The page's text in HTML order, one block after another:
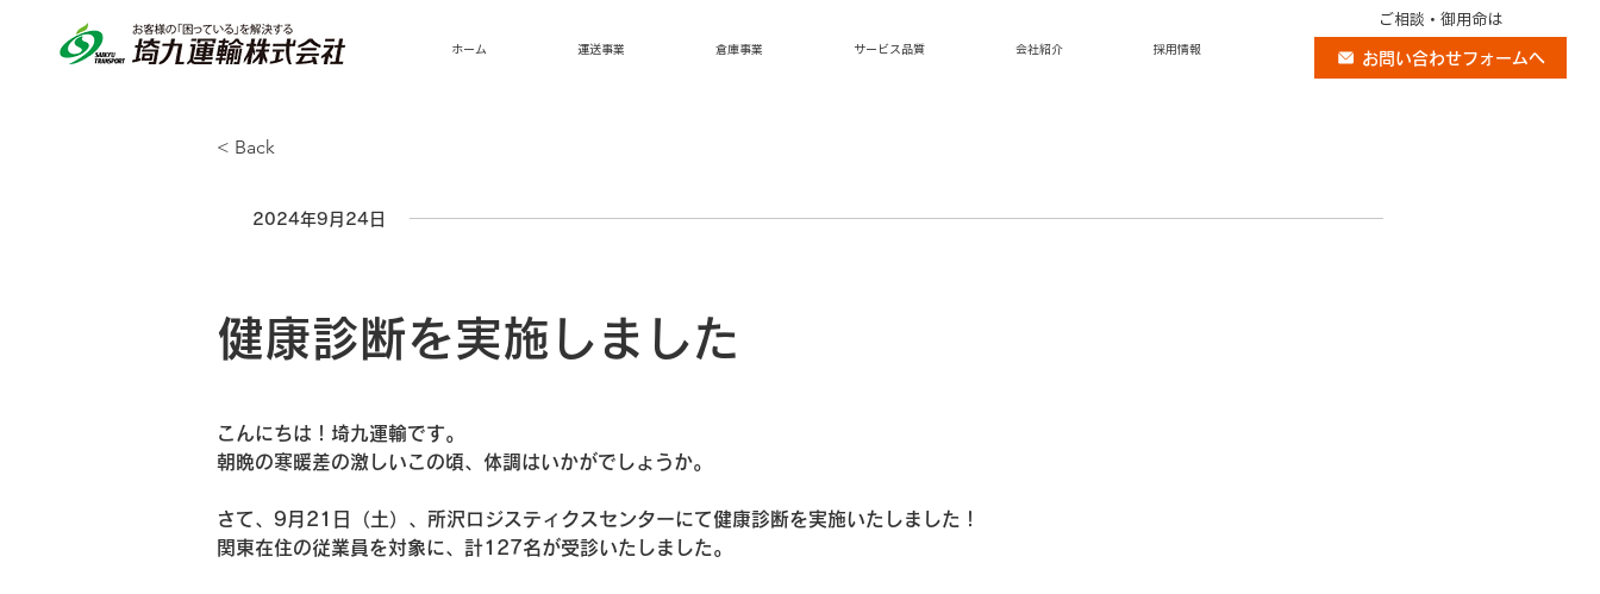
ホーム 運送事業 倉庫事業 サービス品質 会社紹介 採用情報
ご相談・御用命は
お問い合わせフォームへ
< Back
2024年9月24日
健康診断を実施しました
こんにちは！埼九運輸です。
朝晩の寒暖差の激しいこの頃、体調はいかがでしょうか。
さて、9月21日（土）、所沢ロジスティクスセンターにて健康診断を実施いたしました！
関東在住の従業員を対象に、計127名が受診いたしました。